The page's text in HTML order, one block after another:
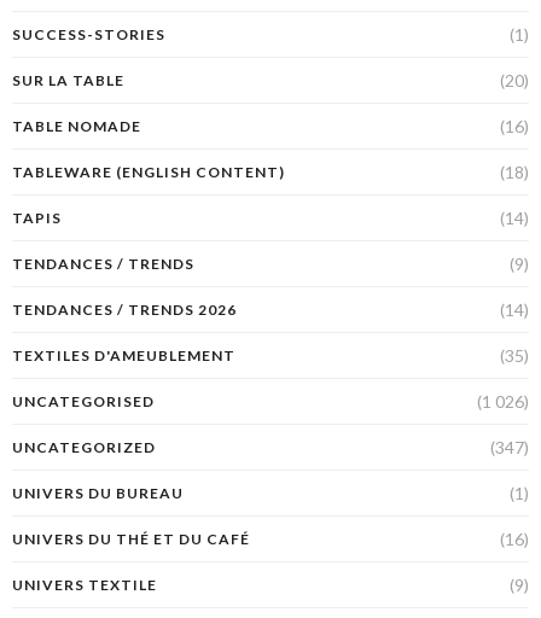
SUCCESS-STORIES (1)
SUR LA TABLE (20)
TABLE NOMADE (16)
TABLEWARE (ENGLISH CONTENT) (18)
TAPIS (14)
TENDANCES / TRENDS (9)
TENDANCES / TRENDS 2026 (14)
TEXTILES D'AMEUBLEMENT (35)
UNCATEGORISED (1 026)
UNCATEGORIZED (347)
UNIVERS DU BUREAU (1)
UNIVERS DU THÉ ET DU CAFÉ (16)
UNIVERS TEXTILE (9)